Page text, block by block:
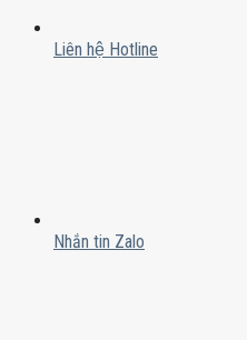
Liên hệ Hotline
Nhắn tin Zalo